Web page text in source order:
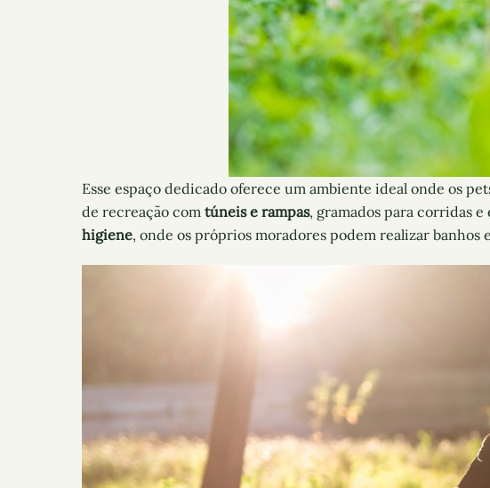
Esse espaço dedicado oferece um ambiente ideal onde os
de recreação com túneis e rampas, gramados para corridas
higiene, onde os próprios moradores podem realizar banhos